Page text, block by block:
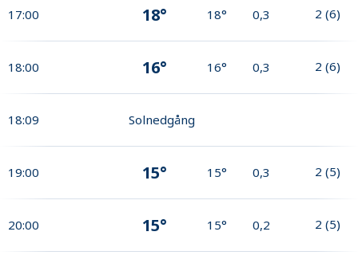
17:00 18° 18° 0,3 2 (6)
18:00 16° 16° 0,3 2 (6)
18:09 Solnedgång
19:00 15° 15° 0,3 2 (5)
20:00 15° 15° 0,2 2 (5)